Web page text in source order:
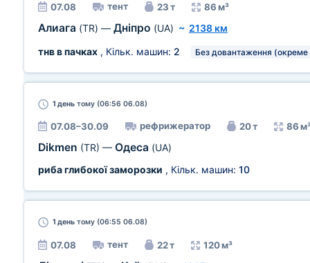
07.08 тент 23 т 86 м³
Алиага (TR) — Дніпро (UA) ~ 2138 км
тнв в пачках , Кільк. машин: 2 Без довантаження (окреме
1 день тому (06:56 06.08)
07.08–30.09 рефрижератор 20 т 86
Dikmen (TR) — Одеса (UA)
риба глибокої заморозки , Кільк. машин: 10
1 день тому (06:55 06.08)
07.08 тент 22 т 120 м³